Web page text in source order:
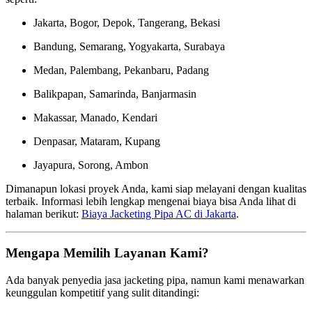
Jakarta, Bogor, Depok, Tangerang, Bekasi
Bandung, Semarang, Yogyakarta, Surabaya
Medan, Palembang, Pekanbaru, Padang
Balikpapan, Samarinda, Banjarmasin
Makassar, Manado, Kendari
Denpasar, Mataram, Kupang
Jayapura, Sorong, Ambon
Dimanapun lokasi proyek Anda, kami siap melayani dengan kualitas
terbaik. Informasi lebih lengkap mengenai biaya bisa Anda lihat di
halaman berikut: Biaya Jacketing Pipa AC di Jakarta.
Mengapa Memilih Layanan Kami?
Ada banyak penyedia jasa jacketing pipa, namun kami menawarkan
keunggulan kompetitif yang sulit ditandingi: